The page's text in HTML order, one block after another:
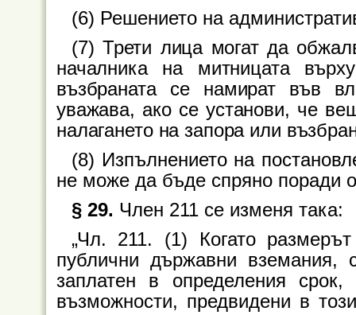
(6) Решението на
(7) Трети лица могат да
началника на митницата
възбраната се намират във
уважава, ако се установи, че
налагането на запора или
(8) Изпълнението на
не може да бъде спряно поради
§ 29. Член 211 се изменя така:
„Чл. 211. (1) Когато
публични държавни вземания,
заплатен в определения срок,
възможности, предвидени в